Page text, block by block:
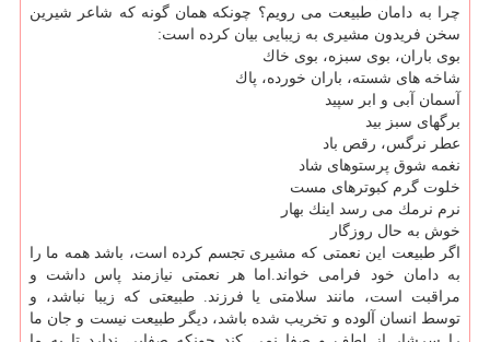
چرا به دامان طبیعت می رویم؟ چونكه همان گونه كه شاعر شیرین
سخن فریدون مشیری به زیبایی بیان كرده است:
بوی باران، بوی سبزه، بوی خاك
شاخه های شسته، باران خورده، پاك
آسمان آبی و ابر سپید
برگهای سبز بید
عطر نرگس، رقص باد
نغمه شوق پرستوهای شاد
خلوت گرم كبوترهای مست
نرم نرمك می رسد اینك بهار
خوش به حال روزگار
اگر طبیعت این نعمتی كه مشیری تجسم كرده است، باشد همه ما را
به دامان خود فرامی خواند.اما هر نعمتی نیازمند پاس داشت و
مراقبت است، مانند سلامتی یا فرزند. طبیعتی كه زیبا نباشد، و
توسط انسان آلوده و تخریب شده باشد، دیگر طبیعت نیست و جان ما